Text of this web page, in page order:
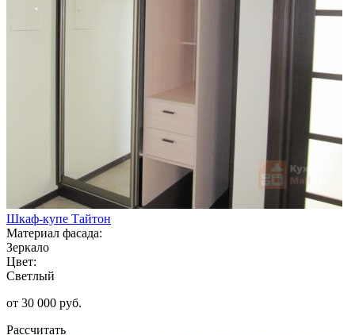
Шкаф-купе Тайтон
Материал фасада:
Зеркало
Цвет:
Светлый
от 30 000 руб.
Рассчитать